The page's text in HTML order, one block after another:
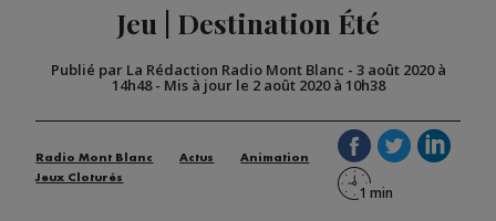
Jeu | Destination Été
Publié par La Rédaction Radio Mont Blanc - 3 août 2020 à
14h48- Mis à jour le 2 août 2020 à 10h38
Radio Mont Blanc Actus
Animation
Jeux Cloturés